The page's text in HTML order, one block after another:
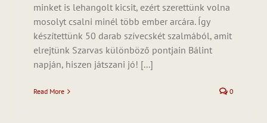
minket is lehangolt kicsit, ezért szerettünk volna
mosolyt csalni minél több ember arcára. Így
készítettünk 50 darab szívecskét szalmából, amit
elrejtünk Szarvas különböző pontjain Bálint
napján, hiszen játszani jó! [...]
Read More 0